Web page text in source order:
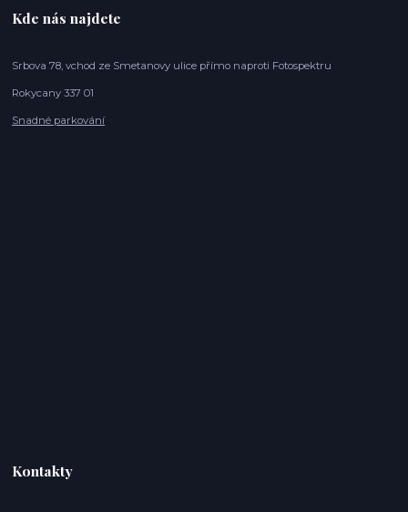
Kde nás najdete
Srbova 78, vchod ze Smetanovy ulice přímo naproti Fotospektru
Rokycany 337 01
Snadné parkování
Kontakty